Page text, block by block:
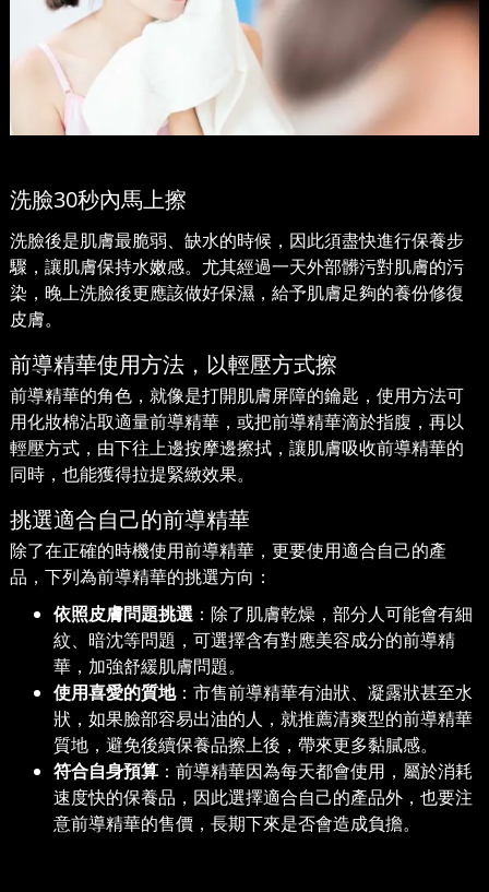
洗臉30秒內馬上擦
洗臉後是肌膚最脆弱、缺水的時候，因此須盡快進行保養步
驟，讓肌膚保持水嫩感。尤其經過一天外部髒污對肌膚的污
染，晚上洗臉後更應該做好保濕，給予肌膚足夠的養份修復
皮膚。
前導精華使用方法，以輕壓方式擦
前導精華的角色，就像是打開肌膚屏障的鑰匙，使用方法可
用化妝棉沾取適量前導精華，或把前導精華滴於指腹，再以
輕壓方式，由下往上邊按摩邊擦拭，讓肌膚吸收前導精華的
同時，也能獲得拉提緊緻效果。
挑選適合自己的前導精華
除了在正確的時機使用前導精華，更要使用適合自己的產
品，下列為前導精華的挑選方向：
依照皮膚問題挑選 ：除了肌膚乾燥，部分人可能會有細
紋、暗沈等問題，可選擇含有對應美容成分的前導精
華，加強舒緩肌膚問題。
使用喜愛的質地：市售前導精華有油狀、凝露狀甚至水
狀，如果臉部容易出油的人，就推薦清爽型的前導精華
質地，避免後續保養品擦上後，帶來更多黏膩感。
符合自身預算 ：前導精華因為每天都會使用，屬於消耗
速度快的保養品，因此選擇適合自己的產品外，也要注
意前導精華的售價，長期下來是否會造成負擔。